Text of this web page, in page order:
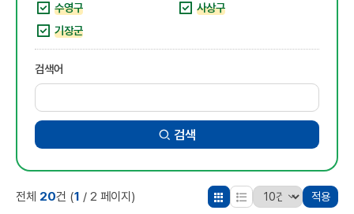
수영구
사상구
기장군
검색어
검색
전체 20건 (1 / 2 페이지) 적용